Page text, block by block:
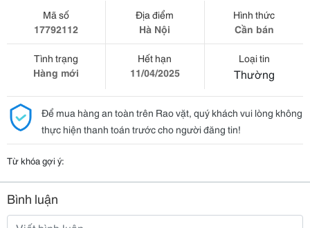
Mã số
17792112
Địa điểm
Hà Nội
Hình thức
Cần bán
Tình trạng
Hàng mới
Hết hạn
11/04/2025
Loại tin
Thường
Để mua hàng an toàn trên Rao vặt, quý khách vui lòng không
thực hiện thanh toán trước cho người đăng tin!
Từ khóa gợi ý:
Bình luận